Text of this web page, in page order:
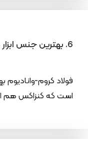
6. بهترین جنس ابزار دستی چیست؟
فولاد کروم-وانادیوم
است که کنزاکس هم